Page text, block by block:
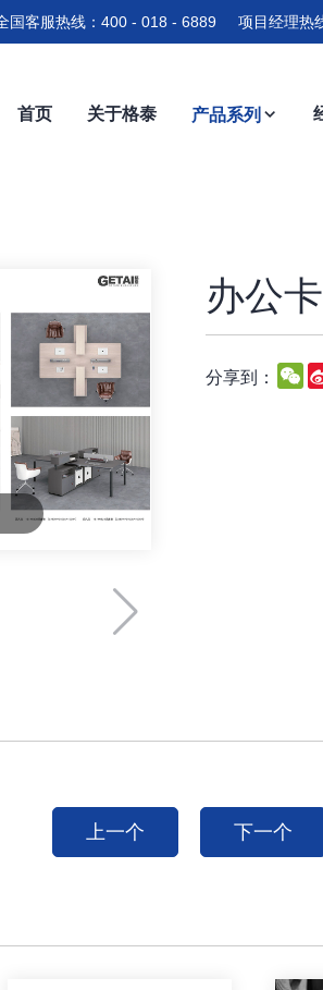
首页 关于格泰 产品系列
国客服热线：400 - 018 - 6889 项目经理热
办公
分享到：
上一个 下一个